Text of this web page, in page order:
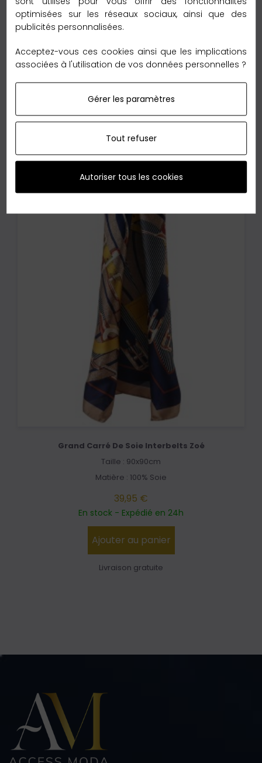
conditionnées dans une boite luxueuse imprimée ou
pochette cadeau. Prêt à Offrir
Commentaires (0)
Aucun avis n'a été publié pour le moment.
Les clients qui ont acheté ce produit
ont également acheté :
Grand Carré De Soie Interbelts Zoé
Taille : 90x90cm
Matière : 100% Soie
39,95 €
En stock - Expédié en 24h
Ajouter au panier
Livraison gratuite
optimisées sur les réseaux sociaux, ainsi que des
publicités personnalisées.
Acceptez-vous ces cookies ainsi que les implications
associées à l'utilisation de vos données personnelles ?
Gérer les paramètres
Tout refuser
Autoriser tous les cookies